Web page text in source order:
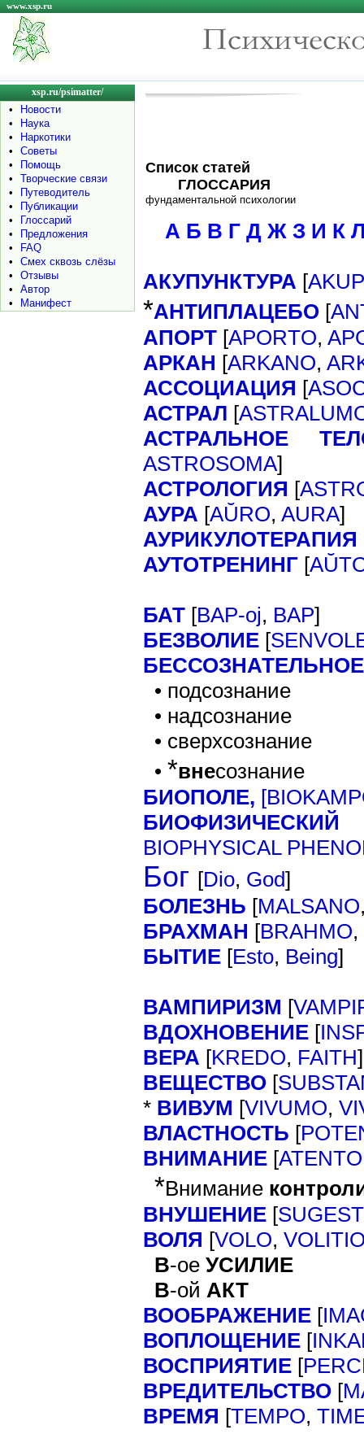
www.xsp.ru
xsp.ru/psimatter/
•
Новости
•
Наука
•
Наркотики
•
Советы
•
Помощь
•
Творческие связи
•
Путеводитель
•
Публикации
•
Глоссарий
•
Предложения
•
FAQ
•
Смех сквозь слёзы
•
Отзывы
•
Автор
•
Манифест
Список статей
ГЛОССАРИЯ
фундаментальной психологии
А Б В Г Д Ж З И К
АКУПУНКТУРА [
*АНТИПЛАЦЕБО [
АПОРТ [APORTO,
АРКАН [ARKANO,
АССОЦИАЦИЯ [
АСТРАЛ [
АСТРАЛЬНОЕ
ASTROSOMA]
АСТРОЛОГИЯ [
АУРА [AŬRO, AURA]
АУРИКУЛОТЕРАПИЯ
АУТОТРЕНИНГ [
БАТ [BAP-oj, BAP]
БЕЗВОЛИЕ [
БЕССОЗНАТЕЛЬНОЕ
• подсознание
• надсознание
• сверхсознание
• *внесознание
БИОПОЛЕ, [
BIOPHYSICAL
Бог [Dio, God]
БОЛЕЗНЬ [MALSANO
БРАХМАН [BRAHMO,
БЫТИЕ [Esto, Being]
ВАМПИРИЗМ [
ВДОХНОВЕНИЕ [
ВЕРА [KREDO, FAITH]
ВЕЩЕСТВО [
* ВИВУМ [VIVUMO,
ВЛАСТНОСТЬ [
ВНИМАНИЕ [ATENTO
*Внимание
ВНУШЕНИЕ [
ВОЛЯ [VOLO,
В-ое УСИЛИЕ
В-ой АКТ
ВООБРАЖЕНИЕ [
ВОПЛОЩЕНИЕ [
ВОСПРИЯТИЕ [
ВРЕДИТЕЛЬСТВО [
ВРЕМЯ [TEMPO,